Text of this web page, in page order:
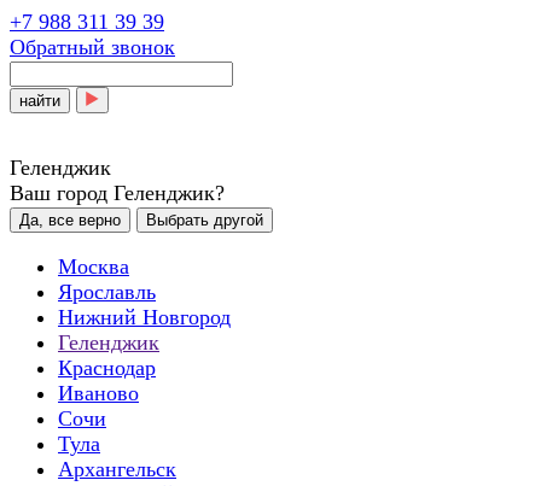
+7 988 311 39 39
Обратный звонок
найти
Геленджик
Ваш город Геленджик?
Да, все верно Выбрать другой
Москва
Ярославль
Нижний Новгород
Геленджик
Краснодар
Иваново
Сочи
Тула
Архангельск